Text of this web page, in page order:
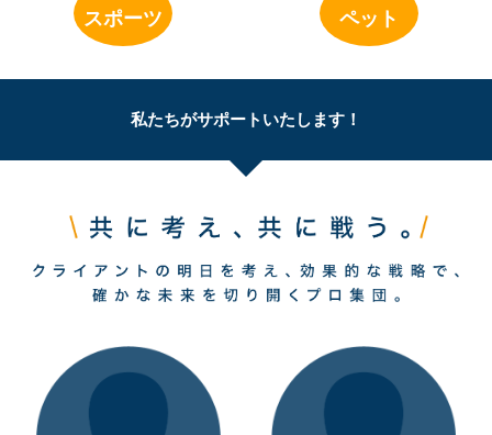
スポーツ ペット
私たちがサポートいたします！